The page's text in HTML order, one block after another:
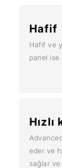
Hafif
Hafif ve
panel ise
Hızlı
eder ve
sağlar ve